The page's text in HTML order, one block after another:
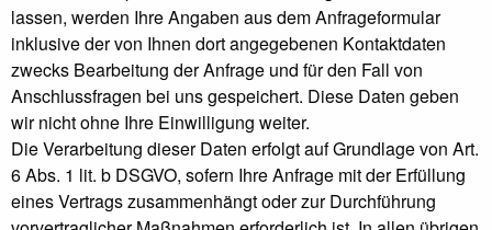
lassen, werden Ihre Angaben aus dem Anfrageformular
inklusive der von Ihnen dort angegebenen Kontaktdaten
zwecks Bearbeitung der Anfrage und für den Fall von
Anschlussfragen bei uns gespeichert. Diese Daten geben
wir nicht ohne Ihre Einwilligung weiter.
Die Verarbeitung dieser Daten erfolgt auf Grundlage von Art.
6 Abs. 1 lit. b DSGVO, sofern Ihre Anfrage mit der Erfüllung
eines Vertrags zusammenhängt oder zur Durchführung